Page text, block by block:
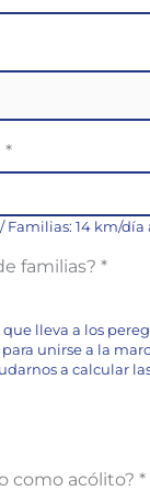
*
14 km/día
familias? *
lleva a los
unirse a la
a calcular
como acólito? *